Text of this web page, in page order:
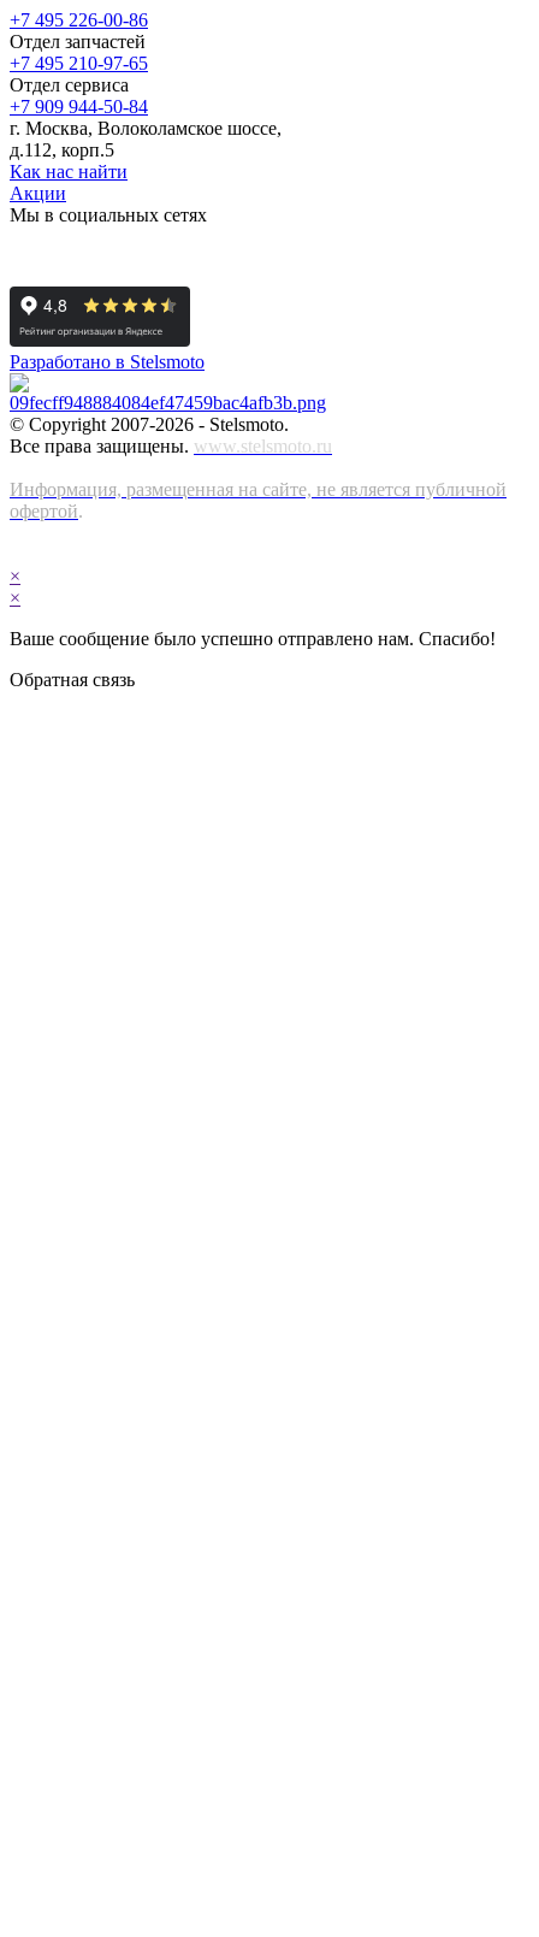
+7 495 226-00-86
Отдел запчастей
+7 495 210-97-65
Отдел сервиса
+7 909 944-50-84
г. Москва, Волоколамское шоссе,
д.112, корп.5
Как нас найти
Акции
Мы в социальных сетях
Разработано в Stelsmoto
© Copyright 2007-2026 - Stelsmoto.
Все права защищены. www.stelsmoto.ru
Информация, размещенная на сайте, не является публичной
офертой.
×
×
Ваше сообщение было успешно отправлено нам. Спасибо!
Обратная связь